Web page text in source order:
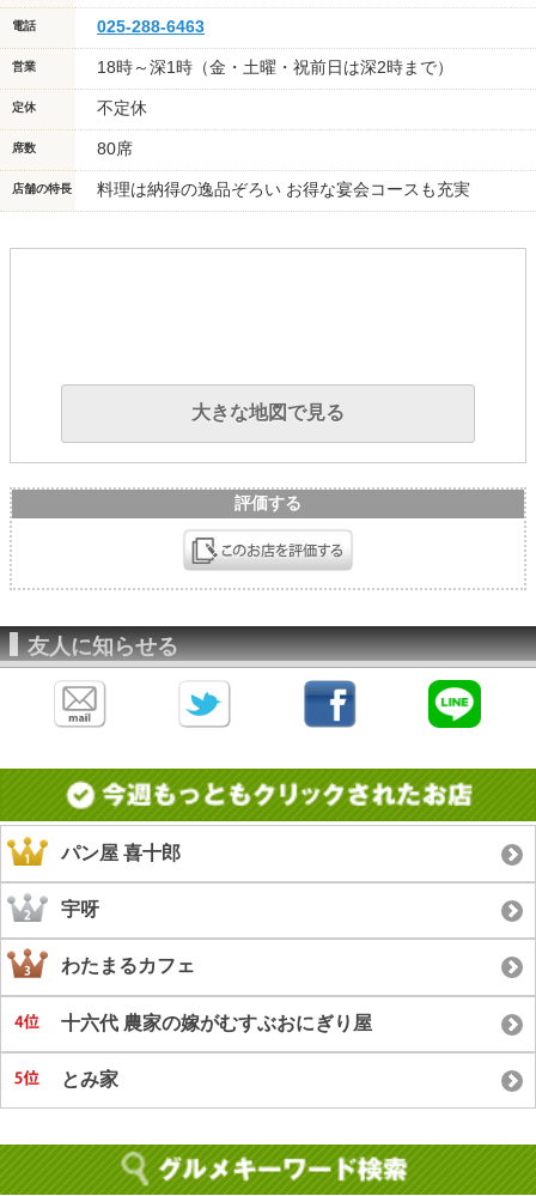
電話 025-288-6463
営業 18時～深1時（金・土曜・祝前日は深2時まで）
定休 不定休
席数 80席
店舗の特長 料理は納得の逸品ぞろい お得な宴会コースも充実
大きな地図で見る
評価する
友人に知らせる
パン屋 喜十郎
宇呀
わたまるカフェ
十六代 農家の嫁がむすぶおにぎり屋
とみ家